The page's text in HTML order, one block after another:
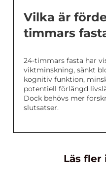
Vilka är
timmars
24-timmars fasta har
viktminskning, sänkt
kognitiv funktion,
potentiell förlängd
Dock behövs mer
slutsatser.
Läs fler